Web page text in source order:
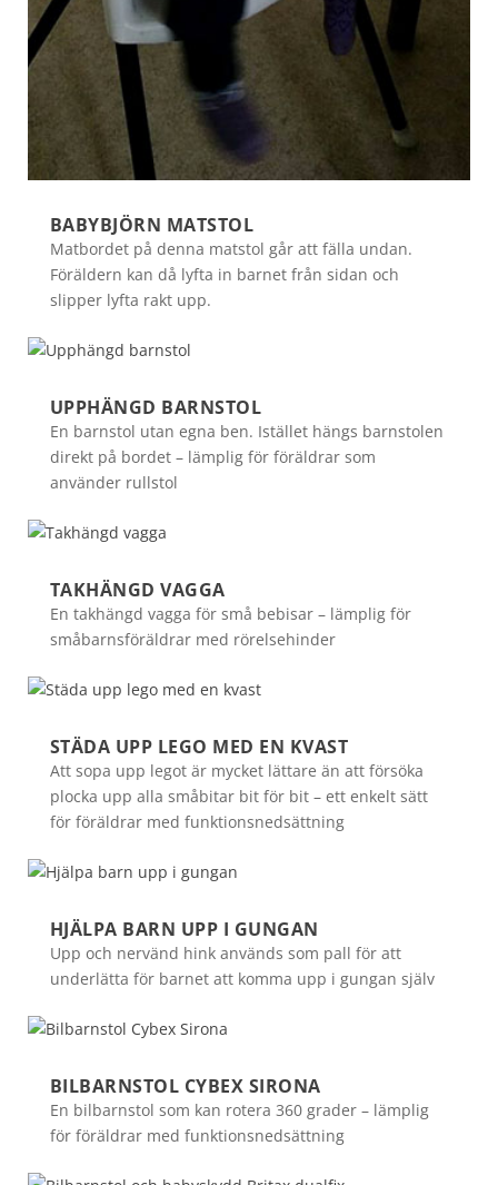
BABYBJÖRN MATSTOL
Matbordet på denna matstol går att fälla undan.
Föräldern kan då lyfta in barnet från sidan och
slipper lyfta rakt upp.
UPPHÄNGD BARNSTOL
En barnstol utan egna ben. Istället hängs barnstolen
direkt på bordet – lämplig för föräldrar som
använder rullstol
TAKHÄNGD VAGGA
En takhängd vagga för små bebisar – lämplig för
småbarnsföräldrar med rörelsehinder
STÄDA UPP LEGO MED EN KVAST
Att sopa upp legot är mycket lättare än att försöka
plocka upp alla småbitar bit för bit – ett enkelt sätt
för föräldrar med funktionsnedsättning
HJÄLPA BARN UPP I GUNGAN
Upp och nervänd hink används som pall för att
underlätta för barnet att komma upp i gungan själv
BILBARNSTOL CYBEX SIRONA
En bilbarnstol som kan rotera 360 grader – lämplig
för föräldrar med funktionsnedsättning